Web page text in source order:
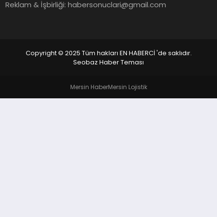
SIYASET
Reklam & İşbirliği:habersonuclari@gmail.com
Copyright © 2025 Tüm hakları EN HABERCİ 'de saklıdır.
Seobaz Haber Teması
Mersin HaberMersin Lojistik